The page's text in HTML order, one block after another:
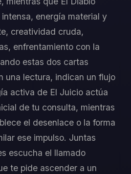
energía material y
creatividad cruda,
enfrentamiento con la
estas dos cartas
una lectura, indican un flujo
activa de El Juicio actúa
de tu consulta, mientras
el desenlace o la forma
ese impulso. Juntas
escucha el llamado
te pide ascender a un